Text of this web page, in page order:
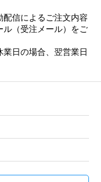
信によるご注文内容
ル（受注メール）をご
日の場合、翌営業日